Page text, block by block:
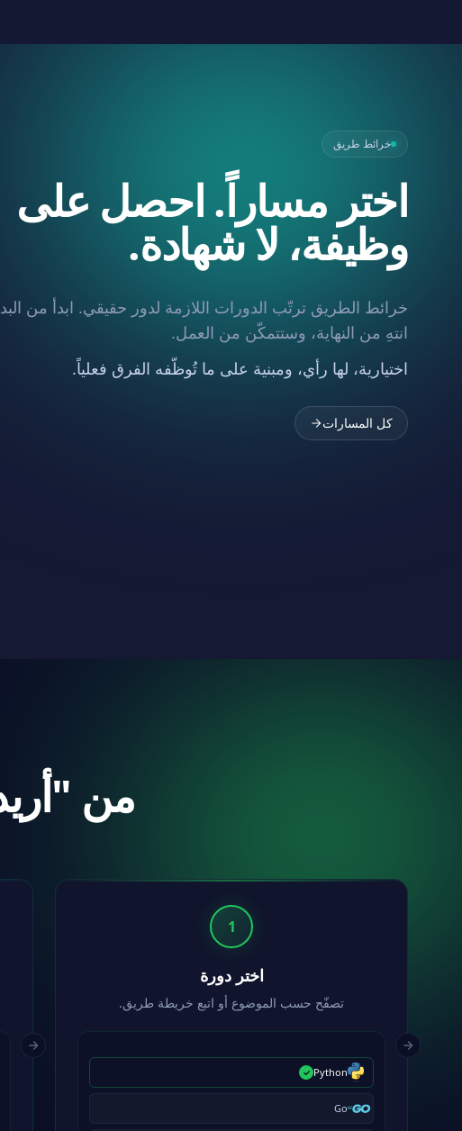
خرائط طريق
اختر مساراً. احصل على
وظيفة، لا شهادة.
خرائط الطريق ترتّب الدورات اللازمة لدور حقيقي. ابدأ من
انتهِ من النهاية، وستتمكّن من العمل.
اختيارية، لها رأي، ومبنية على ما تُوظّفه الفرق فعلياً.
كل المسارات
من
1
اختر دورة
تصفّح حسب الموضوع أو اتبع خريطة طريق.
Python
Go